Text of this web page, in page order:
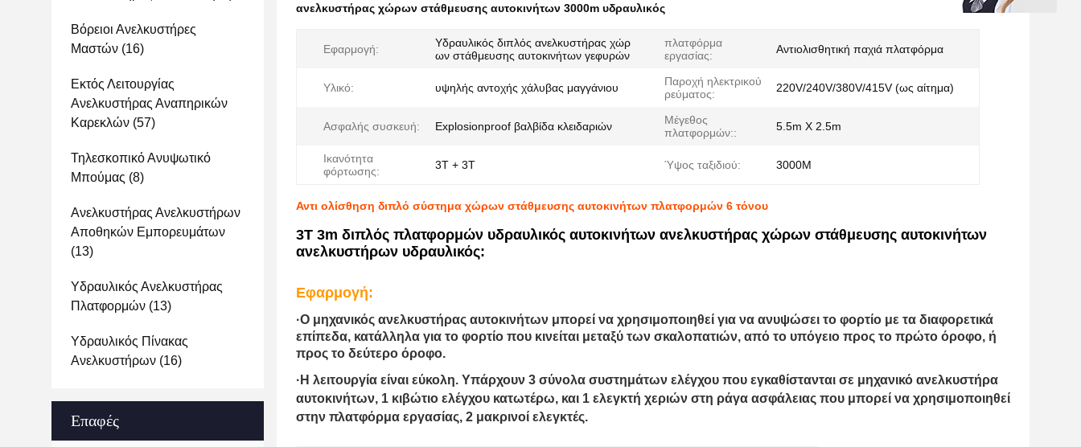
Βόρειοι Ανελκυστήρες
Μαστών (16)
Εκτός Λειτουργίας
Ανελκυστήρας Αναπηρικών
Καρεκλών (57)
Τηλεσκοπικό Ανυψωτικό
Μπούμας (8)
Ανελκυστήρας Ανελκυστήρων
Αποθηκών Εμπορευμάτων
(13)
Υδραυλικός Ανελκυστήρας
Πλατφορμών (13)
Υδραυλικός Πίνακας
Ανελκυστήρων (16)
Επαφές
ανελκυστήρας χώρων στάθμευσης αυτοκινήτων 3000m υδραυλικός
Εφαρμογή:
Υδραυλικός διπλός ανελκυστήρας χώρ
ων στάθμευσης αυτοκινήτων γεφυρών
πλατφόρμα
εργασίας:
Αντιολισθητική παχιά πλατφόρμα
Υλικό: υψηλής αντοχής χάλυβας μαγγάνιου
Παροχή ηλεκτρικού
ρεύματος:
220V/240V/380V/415V (ως αίτημα)
Ασφαλής συσκευή: Explosionproof βαλβίδα κλειδαριών
Μέγεθος
πλατφορμών::
5.5m X 2.5m
Ικανότητα
φόρτωσης:
3T + 3T Ύψος ταξιδιού: 3000M
Αντι ολίσθηση διπλό σύστημα χώρων στάθμευσης αυτοκινήτων πλατφορμών 6 τόνου
3T 3m διπλός πλατφορμών υδραυλικός αυτοκινήτων ανελκυστήρας χώρων στάθμευσης αυτοκινήτων
ανελκυστήρων υδραυλικός:
Εφαρμογή:
·Ο μηχανικός ανελκυστήρας αυτοκινήτων μπορεί να χρησιμοποιηθεί για να ανυψώσει το φορτίο με τα διαφορετικά
επίπεδα, κατάλληλα για το φορτίο που κινείται μεταξύ των σκαλοπατιών, από το υπόγειο προς το πρώτο όροφο, ή
προς το δεύτερο όροφο.
·Η λειτουργία είναι εύκολη. Υπάρχουν 3 σύνολα συστημάτων ελέγχου που εγκαθίστανται σε μηχανικό ανελκυστήρα
αυτοκινήτων, 1 κιβώτιο ελέγχου κατωτέρω, και 1 ελεγκτή χεριών στη ράγα ασφάλειας που μπορεί να χρησιμοποιηθεί
στην πλατφόρμα εργασίας, 2 μακρινοί ελεγκτές.